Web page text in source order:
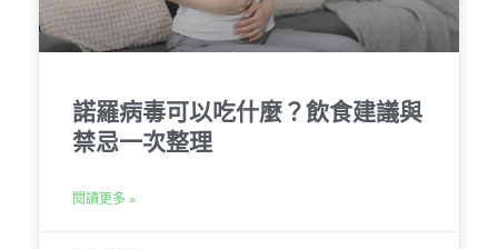
諾羅病毒可以吃什麼？飲食建議與
禁忌一次整理
閱讀更多 »